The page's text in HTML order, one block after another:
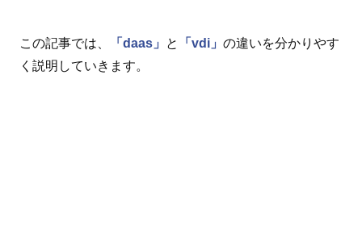
この記事では、 「daas」 と 「vdi」 の違いを分かりやす
く説明していきます。